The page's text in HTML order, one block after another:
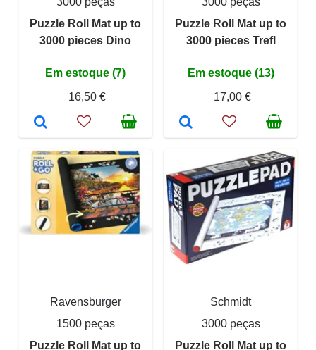
Puzzle Roll Mat up to
3000 pieces Dino
Em estoque (7)
16,50 €
Puzzle Roll Mat up to
3000 pieces Trefl
Em estoque (13)
17,00 €
Ravensburger
1500 peças
Puzzle Roll Mat up to
Schmidt
3000 peças
Puzzle Roll Mat up to